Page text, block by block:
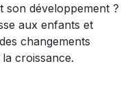
son développement ?
aux enfants et
changements
croissance.